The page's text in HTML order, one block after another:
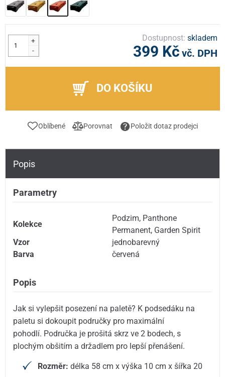
+
-
Dostupnost:skladem
399 Kč vč. DPH
DO KOŠÍKU
Oblíbené Porovnat Položit dotaz prodejci
Popis
Parametry
Kolekce
Podzim, Panthone
Permanent, Garden Spirit
Vzor
jednobarevný
Barva
červená
Popis
Jak si vylepšit posezení na paletě? K podsedáku na
paletu si dokoupit područky pro maximální
pohodlí. Područka je prošitá skrz ve 2 bodech, s
plochým obšitím a držadlem pro lepší přenášení.
Rozměr: délka 58 cm x výška 10 cm x šířka 20